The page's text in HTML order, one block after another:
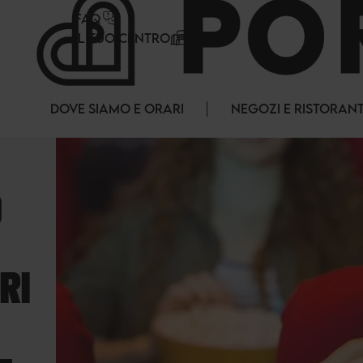
FAQ
IL TUO CENTRO
DOVE SIAMO E ORARI NEGOZI E
Pannello di gestione dei cookies